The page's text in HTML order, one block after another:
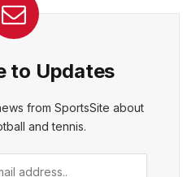
to Updates
from SportsSite about
and tennis.